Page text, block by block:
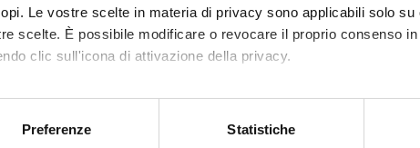
Le vostre scelte in materia di privacy sono applicabili solo su
scelte. È possibile modificare o revocare il proprio consenso
clic sull'icona di attivazione della privacy.
tua posizione geografica, con un'approssimazione di qualche
Preferenze Statistiche
AVAILABLE MODULES
Labour law (IUS/07)